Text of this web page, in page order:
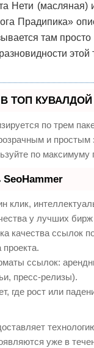
Нети (масляная)
Прадипика»
там
ТОП КУВАЛДОЙ
по трем
и
по
клик,
у лучших
качества ссылок
проекта.
ссылок:
пресс-релизы).
где рост или
уже в